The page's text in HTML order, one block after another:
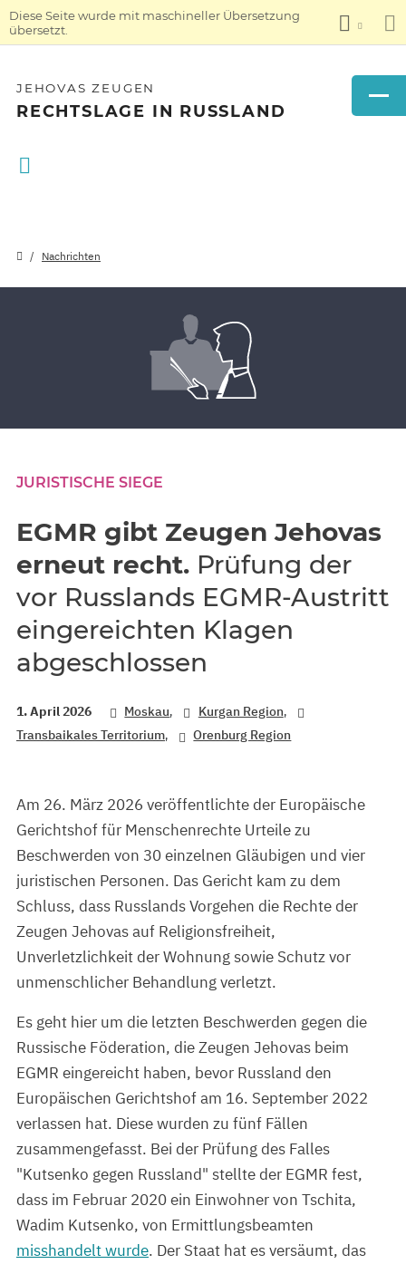
Diese Seite wurde mit maschineller Übersetzung
übersetzt.
JEHOVAS ZEUGEN
RECHTSLAGE IN RUSSLAND
Nachrichten
JURISTISCHE SIEGE
EGMR gibt Zeugen Jehovas
erneut recht. Prüfung der
vor Russlands EGMR-Austritt
eingereichten Klagen
abgeschlossen
1. April 2026 Moskau, Kurgan Region,
Transbaikales Territorium, Orenburg Region
Am 26. März 2026 veröffentlichte der Europäische
Gerichtshof für Menschenrechte Urteile zu
Beschwerden von 30 einzelnen Gläubigen und vier
juristischen Personen. Das Gericht kam zu dem
Schluss, dass Russlands Vorgehen die Rechte der
Zeugen Jehovas auf Religionsfreiheit,
Unverletzlichkeit der Wohnung sowie Schutz vor
unmenschlicher Behandlung verletzt.
Es geht hier um die letzten Beschwerden gegen die
Russische Föderation, die Zeugen Jehovas beim
EGMR eingereicht haben, bevor Russland den
Europäischen Gerichtshof am 16. September 2022
verlassen hat. Diese wurden zu fünf Fällen
zusammengefasst. Bei der Prüfung des Falles
"Kutsenko gegen Russland" stellte der EGMR fest,
dass im Februar 2020 ein Einwohner von Tschita,
Wadim Kutsenko, von Ermittlungsbeamten
misshandelt wurde. Der Staat hat es versäumt, das